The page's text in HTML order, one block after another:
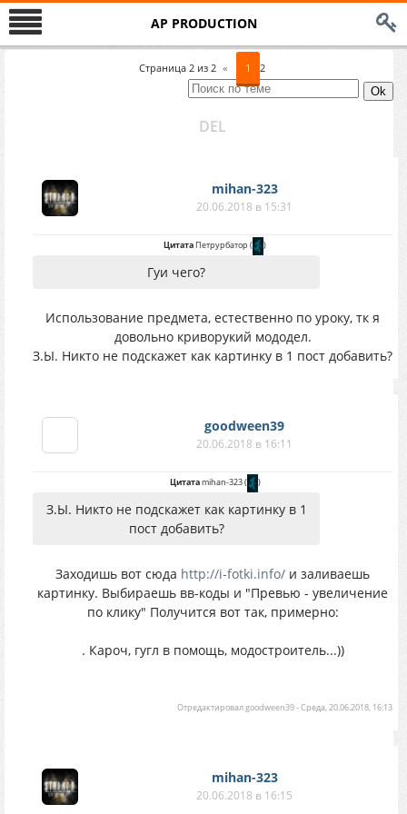
AP PRODUCTION
Страница 2 из 2 « 1 2
DEL
mihan-323
20.06.2018 в 15:31
ЦитатаПетрурбатор ( )
Гуи чего?
Использование предмета, естественно по уроку, тк я
довольно криворукий мододел.
З.Ы. Никто не подскажет как картинку в 1 пост добавить?
goodween39
20.06.2018 в 16:11
Цитатаmihan-323( )
З.Ы. Никто не подскажет как картинку в 1
пост добавить?
Заходишь вот сюда http://i-fotki.info/ и заливаешь
картинку. Выбираешь вв-коды и "Превью - увеличение
по клику" Получится вот так, примерно:
. Кароч, гугл в помощь, модостроитель...))
Отредактировалgoodween39-Среда, 20.06.2018, 16:13
mihan-323
20.06.2018 в 16:15